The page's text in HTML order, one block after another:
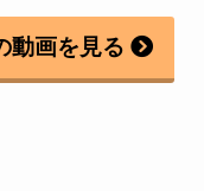
動画を見る